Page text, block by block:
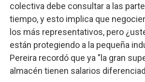
colectiva debe consultar a las
tiempo, y esto implica que
los más representativos, pero
están protegiendo a la pequeña
Pereira recordó que ya "la gran
almacén tienen salarios